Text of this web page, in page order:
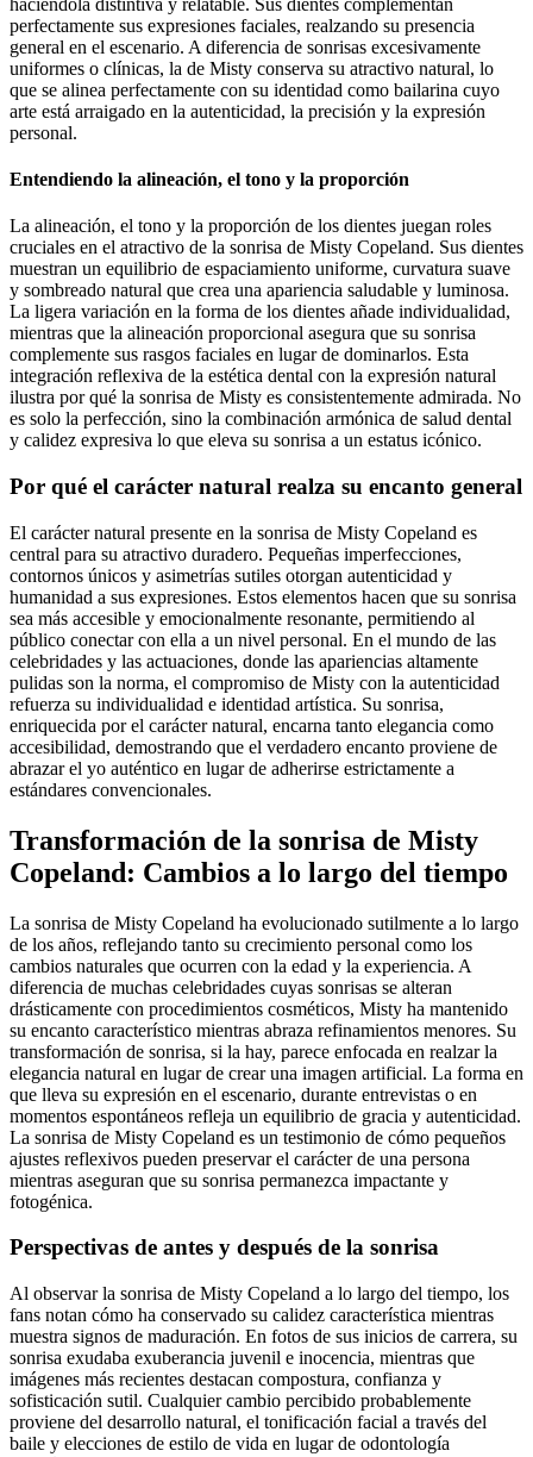
haciéndola distintiva y relatable. Sus dientes complementan
perfectamente sus expresiones faciales, realzando su presencia
general en el escenario. A diferencia de sonrisas excesivamente
uniformes o clínicas, la de Misty conserva su atractivo natural, lo
que se alinea perfectamente con su identidad como bailarina cuyo
arte está arraigado en la autenticidad, la precisión y la expresión
personal.
Entendiendo la alineación, el tono y la proporción
La alineación, el tono y la proporción de los dientes juegan roles
cruciales en el atractivo de la sonrisa de Misty Copeland. Sus dientes
muestran un equilibrio de espaciamiento uniforme, curvatura suave
y sombreado natural que crea una apariencia saludable y luminosa.
La ligera variación en la forma de los dientes añade individualidad,
mientras que la alineación proporcional asegura que su sonrisa
complemente sus rasgos faciales en lugar de dominarlos. Esta
integración reflexiva de la estética dental con la expresión natural
ilustra por qué la sonrisa de Misty es consistentemente admirada. No
es solo la perfección, sino la combinación armónica de salud dental
y calidez expresiva lo que eleva su sonrisa a un estatus icónico.
Por qué el carácter natural realza su encanto general
El carácter natural presente en la sonrisa de Misty Copeland es
central para su atractivo duradero. Pequeñas imperfecciones,
contornos únicos y asimetrías sutiles otorgan autenticidad y
humanidad a sus expresiones. Estos elementos hacen que su sonrisa
sea más accesible y emocionalmente resonante, permitiendo al
público conectar con ella a un nivel personal. En el mundo de las
celebridades y las actuaciones, donde las apariencias altamente
pulidas son la norma, el compromiso de Misty con la autenticidad
refuerza su individualidad e identidad artística. Su sonrisa,
enriquecida por el carácter natural, encarna tanto elegancia como
accesibilidad, demostrando que el verdadero encanto proviene de
abrazar el yo auténtico en lugar de adherirse estrictamente a
estándares convencionales.
Transformación de la sonrisa de Misty
Copeland: Cambios a lo largo del tiempo
La sonrisa de Misty Copeland ha evolucionado sutilmente a lo largo
de los años, reflejando tanto su crecimiento personal como los
cambios naturales que ocurren con la edad y la experiencia. A
diferencia de muchas celebridades cuyas sonrisas se alteran
drásticamente con procedimientos cosméticos, Misty ha mantenido
su encanto característico mientras abraza refinamientos menores. Su
transformación de sonrisa, si la hay, parece enfocada en realzar la
elegancia natural en lugar de crear una imagen artificial. La forma en
que lleva su expresión en el escenario, durante entrevistas o en
momentos espontáneos refleja un equilibrio de gracia y autenticidad.
La sonrisa de Misty Copeland es un testimonio de cómo pequeños
ajustes reflexivos pueden preservar el carácter de una persona
mientras aseguran que su sonrisa permanezca impactante y
fotogénica.
Perspectivas de antes y después de la sonrisa
Al observar la sonrisa de Misty Copeland a lo largo del tiempo, los
fans notan cómo ha conservado su calidez característica mientras
muestra signos de maduración. En fotos de sus inicios de carrera, su
sonrisa exudaba exuberancia juvenil e inocencia, mientras que
imágenes más recientes destacan compostura, confianza y
sofisticación sutil. Cualquier cambio percibido probablemente
proviene del desarrollo natural, el tonificación facial a través del
baile y elecciones de estilo de vida en lugar de odontología